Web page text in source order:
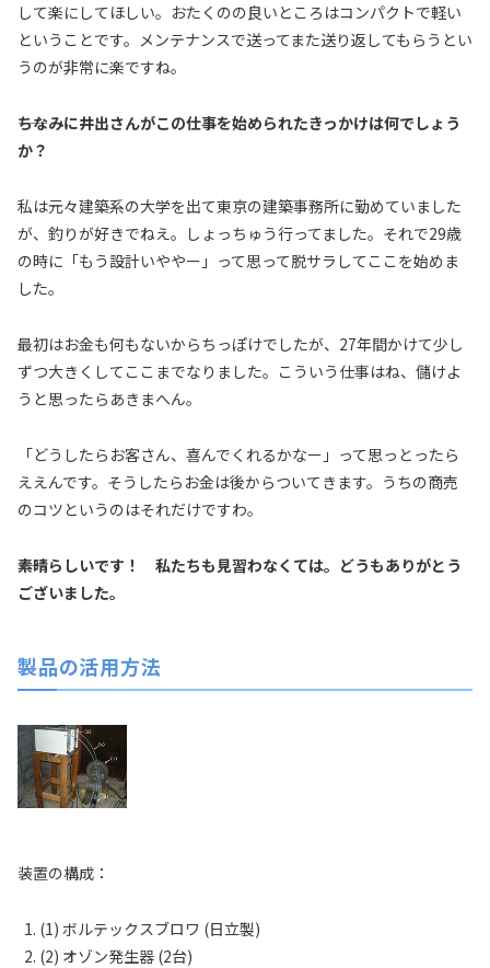
して楽にしてほしい。おたくのの良いところはコンパクトで軽い
ということです。メンテナンスで送ってまた送り返してもらうとい
うのが非常に楽ですね。
――ちなみに井出さんがこの仕事を始められたきっかけは何でしょう
か？
私は元々建築系の大学を出て東京の建築事務所に勤めていました
が、釣りが好きでねえ。しょっちゅう行ってました。それで29歳
の時に「もう設計いややー」って思って脱サラしてここを始めま
した。
最初はお金も何もないからちっぽけでしたが、27年間かけて少し
ずつ大きくしてここまでなりました。こういう仕事はね、儲けよ
うと思ったらあきまへん。
「どうしたらお客さん、喜んでくれるかなー」って思っとったら
ええんです。そうしたらお金は後からついてきます。うちの商売
のコツというのはそれだけですわ。
――素晴らしいです！ 私たちも見習わなくては。どうもありがとう
ございました。
製品の活用方法
装置の構成：
(1) ボルテックスブロワ (日立製)
(2) オゾン発生器 (2台)